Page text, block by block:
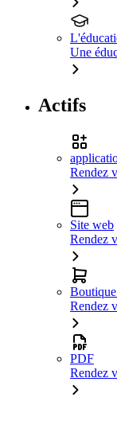
Une
Actifs
Rendez
Site web
Rendez
Rendez
PDF
Rendez